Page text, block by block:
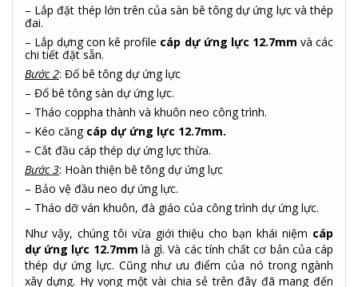
– Lắp đặt thép lớn trên của sàn bê tông dự ứng lực và thép
đai.
– Lắp dựng con kê profile cáp dự ứng lực 12.7mm và các
chi tiết đặt sẵn.
Bước 2: Đổ bê tông dự ứng lực
– Đổ bê tông sàn dự ứng lực.
– Tháo coppha thành và khuôn neo công trình.
– Kéo căng cáp dự ứng lực 12.7mm.
– Cắt đầu cáp thép dự ứng lựcthừa.
Bước 3: Hoàn thiện bê tông dự ứng lực
– Bảo vệ đầu neo dự ứng lực.
– Tháo dỡ ván khuôn, đà giáo của công trình dự ứng lực.
Như vậy, chúng tôi vừa giới thiệu cho bạn khái niệm cáp
dự ứng lực 12.7mm là gì. Và các tính chất cơ bản của cáp
thép dự ứng lực. Cũng như ưu điểm của nó trong ngành
xây dựng. Hy vọng một vài chia sẻ trên đây đã mang đến